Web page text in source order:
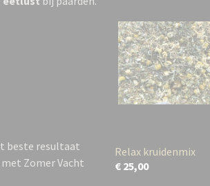
beste resultaat
Zomer Vacht
Relax kruidenmix
€ 25,00